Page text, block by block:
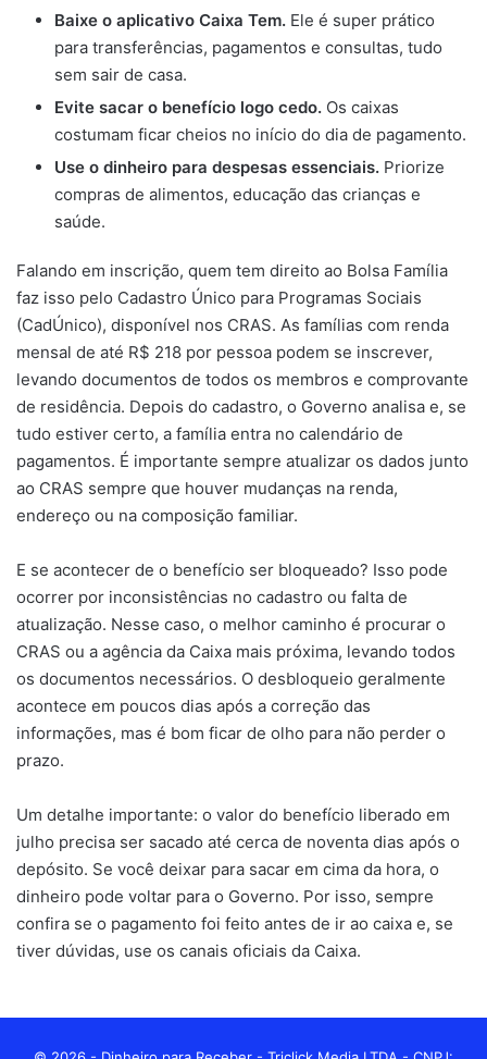
Baixe o aplicativo Caixa Tem. Ele é super prático
para transferências, pagamentos e consultas, tudo
sem sair de casa.
Evite sacar o benefício logo cedo. Os caixas
costumam ficar cheios no início do dia de pagamento.
Use o dinheiro para despesas essenciais. Priorize
compras de alimentos, educação das crianças e
saúde.
Falando em inscrição, quem tem direito ao Bolsa Família
faz isso pelo Cadastro Único para Programas Sociais
(CadÚnico), disponível nos CRAS. As famílias com renda
mensal de até R$ 218 por pessoa podem se inscrever,
levando documentos de todos os membros e comprovante
de residência. Depois do cadastro, o Governo analisa e, se
tudo estiver certo, a família entra no calendário de
pagamentos. É importante sempre atualizar os dados junto
ao CRAS sempre que houver mudanças na renda,
endereço ou na composição familiar.
E se acontecer de o benefício ser bloqueado? Isso pode
ocorrer por inconsistências no cadastro ou falta de
atualização. Nesse caso, o melhor caminho é procurar o
CRAS ou a agência da Caixa mais próxima, levando todos
os documentos necessários. O desbloqueio geralmente
acontece em poucos dias após a correção das
informações, mas é bom ficar de olho para não perder o
prazo.
Um detalhe importante: o valor do benefício liberado em
julho precisa ser sacado até cerca de noventa dias após o
depósito. Se você deixar para sacar em cima da hora, o
dinheiro pode voltar para o Governo. Por isso, sempre
confira se o pagamento foi feito antes de ir ao caixa e, se
tiver dúvidas, use os canais oficiais da Caixa.